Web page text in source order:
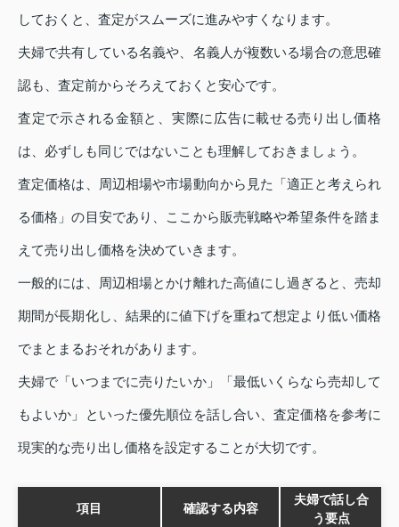
しておくと、査定がスムーズに進みやすくなります。
夫婦で共有している名義や、名義人が複数いる場合の意思確
認も、査定前からそろえておくと安心です。
査定で示される金額と、実際に広告に載せる売り出し価格
は、必ずしも同じではないことも理解しておきましょう。
査定価格は、周辺相場や市場動向から見た「適正と考えられ
る価格」の目安であり、ここから販売戦略や希望条件を踏ま
えて売り出し価格を決めていきます。
一般的には、周辺相場とかけ離れた高値にし過ぎると、売却
期間が長期化し、結果的に値下げを重ねて想定より低い価格
でまとまるおそれがあります。
夫婦で「いつまでに売りたいか」「最低いくらなら売却して
もよいか」といった優先順位を話し合い、査定価格を参考に
現実的な売り出し価格を設定することが大切です。
項目 確認する内容
夫婦で話し合
う要点